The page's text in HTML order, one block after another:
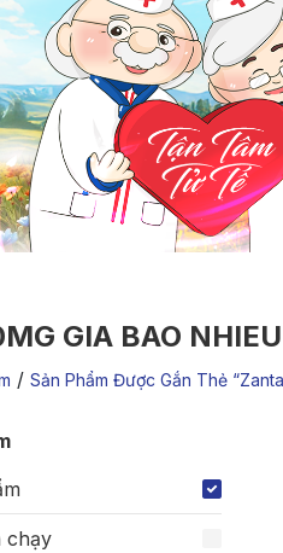
GIA BAO NHIEU
/ Sản Phẩm Được Gắn Thẻ
chạy